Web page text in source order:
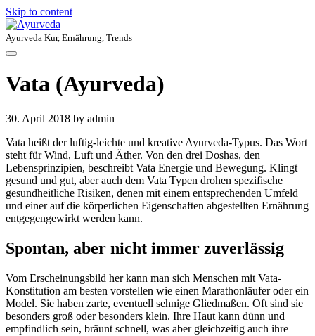
Skip to content
Ayurveda Kur, Ernährung, Trends
Vata (Ayurveda)
30. April 2018 by admin
Vata heißt der luftig-leichte und kreative Ayurveda-Typus. Das Wort
steht für Wind, Luft und Äther. Von den drei Doshas, den
Lebensprinzipien, beschreibt Vata Energie und Bewegung. Klingt
gesund und gut, aber auch dem Vata Typen drohen spezifische
gesundheitliche Risiken, denen mit einem entsprechenden Umfeld
und einer auf die körperlichen Eigenschaften abgestellten Ernährung
entgegengewirkt werden kann.
Spontan, aber nicht immer zuverlässig
Vom Erscheinungsbild her kann man sich Menschen mit Vata-
Konstitution am besten vorstellen wie einen Marathonläufer oder ein
Model. Sie haben zarte, eventuell sehnige Gliedmaßen. Oft sind sie
besonders groß oder besonders klein. Ihre Haut kann dünn und
empfindlich sein, bräunt schnell, was aber gleichzeitig auch ihre